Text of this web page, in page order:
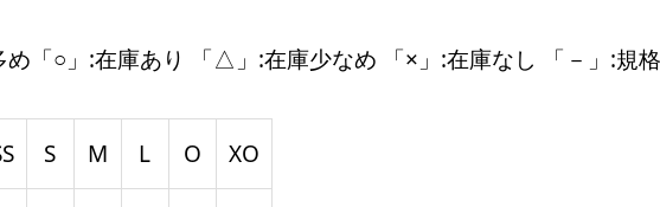
め「○」:在庫あり 「△」:在庫少なめ 「×」:在庫なし 「－」:規
S M L O XO